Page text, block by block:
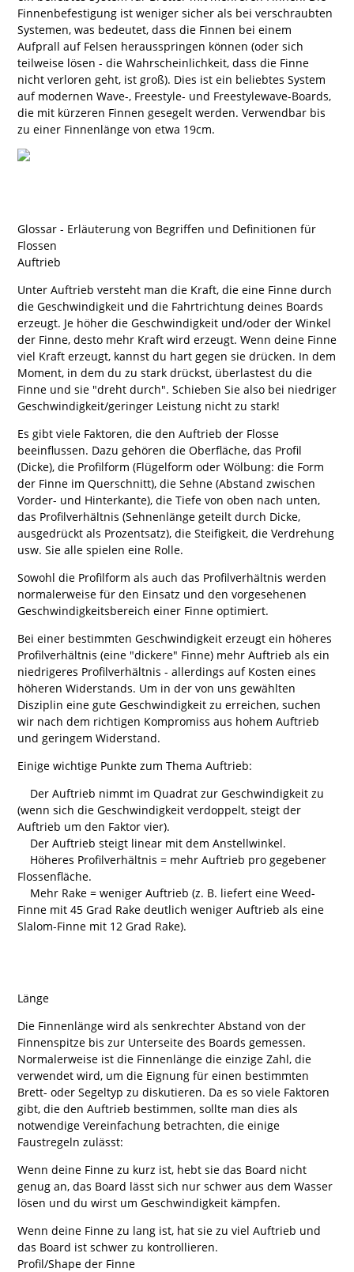
Finnenbefestigung ist weniger sicher als bei verschraubten
Systemen, was bedeutet, dass die Finnen bei einem
Aufprall auf Felsen herausspringen können (oder sich
teilweise lösen - die Wahrscheinlichkeit, dass die Finne
nicht verloren geht, ist groß). Dies ist ein beliebtes System
auf modernen Wave-, Freestyle- und Freestylewave-Boards,
die mit kürzeren Finnen gesegelt werden. Verwendbar bis
zu einer Finnenlänge von etwa 19cm.
Glossar - Erläuterung von Begriffen und Definitionen für
Flossen
Auftrieb
Unter Auftrieb versteht man die Kraft, die eine Finne durch
die Geschwindigkeit und die Fahrtrichtung deines Boards
erzeugt. Je höher die Geschwindigkeit und/oder der Winkel
der Finne, desto mehr Kraft wird erzeugt. Wenn deine Finne
viel Kraft erzeugt, kannst du hart gegen sie drücken. In dem
Moment, in dem du zu stark drückst, überlastest du die
Finne und sie "dreht durch". Schieben Sie also bei niedriger
Geschwindigkeit/geringer Leistung nicht zu stark!
Es gibt viele Faktoren, die den Auftrieb der Flosse
beeinflussen. Dazu gehören die Oberfläche, das Profil
(Dicke), die Profilform (Flügelform oder Wölbung: die Form
der Finne im Querschnitt), die Sehne (Abstand zwischen
Vorder- und Hinterkante), die Tiefe von oben nach unten,
das Profilverhältnis (Sehnenlänge geteilt durch Dicke,
ausgedrückt als Prozentsatz), die Steifigkeit, die Verdrehung
usw. Sie alle spielen eine Rolle.
Sowohl die Profilform als auch das Profilverhältnis werden
normalerweise für den Einsatz und den vorgesehenen
Geschwindigkeitsbereich einer Finne optimiert.
Bei einer bestimmten Geschwindigkeit erzeugt ein höheres
Profilverhältnis (eine "dickere" Finne) mehr Auftrieb als ein
niedrigeres Profilverhältnis - allerdings auf Kosten eines
höheren Widerstands. Um in der von uns gewählten
Disziplin eine gute Geschwindigkeit zu erreichen, suchen
wir nach dem richtigen Kompromiss aus hohem Auftrieb
und geringem Widerstand.
Einige wichtige Punkte zum Thema Auftrieb:
Der Auftrieb nimmt im Quadrat zur Geschwindigkeit zu
(wenn sich die Geschwindigkeit verdoppelt, steigt der
Auftrieb um den Faktor vier).
Der Auftrieb steigt linear mit dem Anstellwinkel.
Höheres Profilverhältnis = mehr Auftrieb pro gegebener
Flossenfläche.
Mehr Rake = weniger Auftrieb (z. B. liefert eine Weed-
Finne mit 45 Grad Rake deutlich weniger Auftrieb als eine
Slalom-Finne mit 12 Grad Rake).
Länge
Die Finnenlänge wird als senkrechter Abstand von der
Finnenspitze bis zur Unterseite des Boards gemessen.
Normalerweise ist die Finnenlänge die einzige Zahl, die
verwendet wird, um die Eignung für einen bestimmten
Brett- oder Segeltyp zu diskutieren. Da es so viele Faktoren
gibt, die den Auftrieb bestimmen, sollte man dies als
notwendige Vereinfachung betrachten, die einige
Faustregeln zulässt:
Wenn deine Finne zu kurz ist, hebt sie das Board nicht
genug an, das Board lässt sich nur schwer aus dem Wasser
lösen und du wirst um Geschwindigkeit kämpfen.
Wenn deine Finne zu lang ist, hat sie zu viel Auftrieb und
das Board ist schwer zu kontrollieren.
Profil/Shape der Finne